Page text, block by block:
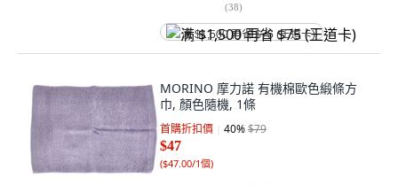
(38)
满 $1,500 再省 $75 (王道卡)
MORINO 摩力諾 有機棉歐色緞條方
巾, 顏色隨機, 1條
首購折扣價 40%$79
$47
($47.00/1個)